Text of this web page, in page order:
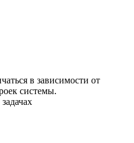
в зависимости от
системы.